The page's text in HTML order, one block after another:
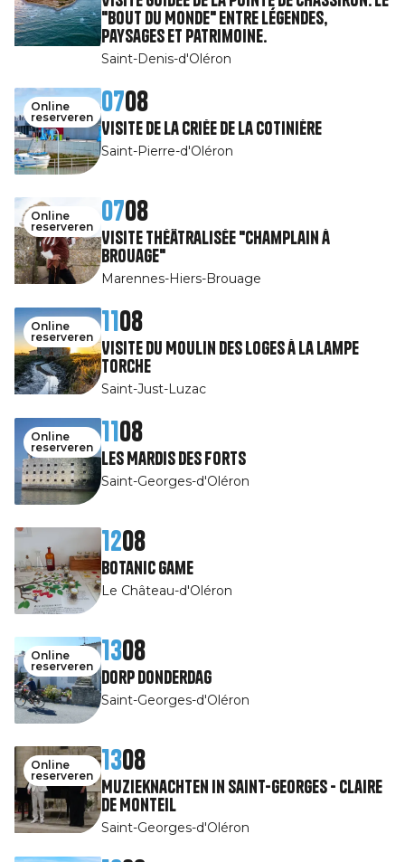
"Bout du Monde" entre légendes,
paysages et patrimoine.
Saint-Denis-d'Oléron
Online
reserveren
0708
Visite de la Criée de la Cotinière
Saint-Pierre-d'Oléron
Online
reserveren
0708
Visite théâtralisée "Champlain à
Brouage"
Marennes-Hiers-Brouage
Online
reserveren
1108
Visite du Moulin des Loges à la Lampe
Torche
Saint-Just-Luzac
Online
reserveren
1108
Les Mardis des Forts
Saint-Georges-d'Oléron
1208
Botanic game
Le Château-d'Oléron
Online
reserveren
1308
Dorp Donderdag
Saint-Georges-d'Oléron
Online
reserveren
1308
Muzieknachten in Saint-Georges - Claire
de Monteil
Saint-Georges-d'Oléron